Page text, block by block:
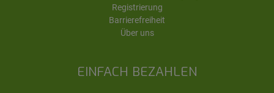
EINFACH BEZAHLEN
Registrierung
Barrierefreiheit
Über uns